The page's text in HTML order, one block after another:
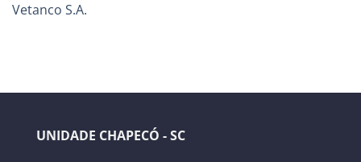
Vetanco S.A.
UNIDADE CHAPECÓ - SC